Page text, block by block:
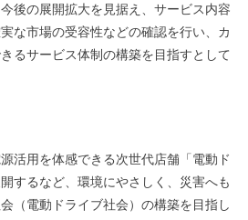
後の展開拡大を見据え、サービス内容
な市場の受容性などの確認を行い、カ
るサービス体制の構築を目指すとして
活用を体感できる次世代店舗「電動ド
するなど、環境にやさしく、災害へも
（電動ドライブ社会）の構築を目指し